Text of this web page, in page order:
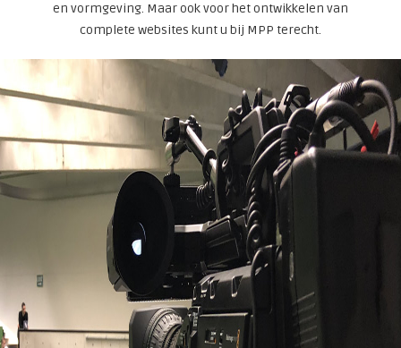
en vormgeving. Maar ook voor het ontwikkelen van
complete websites kunt u bij MPP terecht.